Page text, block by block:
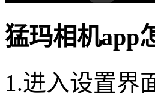
猛玛相机app
1.进入设置界